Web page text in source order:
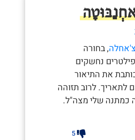
צ'אחלה, בחורה
נחשקים
את התיאור
לתאריך. לרוב תזוהה
כמתנה שלי מצה"ל.
5